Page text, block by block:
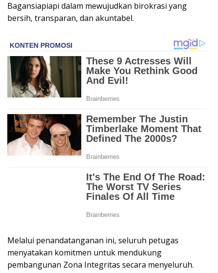
Bagansiapiapi dalam mewujudkan birokrasi yang
bersih, transparan, dan akuntabel.
Melalui penandatanganan ini, seluruh petugas
menyatakan komitmen untuk mendukung
pembangunan Zona Integritas secara menyeluruh.